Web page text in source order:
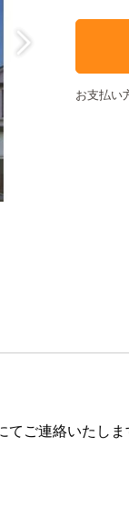
お支払い
ご連絡いたし